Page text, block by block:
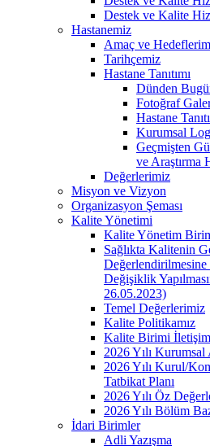
Destek ve Kalite
Hastanemiz
Amaç ve
Tarihçemiz
Hastane Tanıtımı
Dünden
Fotoğraf
Hastane
Kurumsal
Geçmişten
ve Araştırma
Değerlerimiz
Misyon ve Vizyon
Organizasyon Şeması
Kalite Yönetimi
Kalite Yönetim
Sağlıkta Kalitenin
Değişiklik
26.05.2023)
Temel Değerlerimiz
Kalite Politikamız
Kalite Birimi İletişim
2026 Yılı
2026 Yılı Kurul/
Tatbikat Planı
2026 Yılı Öz
2026 Yılı Bölüm
İdari Birimler
Adli Yazışma